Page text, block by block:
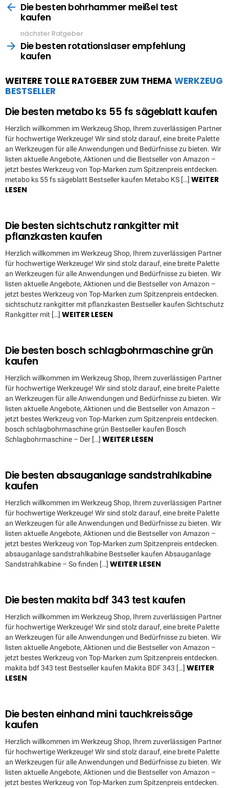
moreDie besten bohrhammer meißel test
kaufen
nächster Ratgeber
Die besten rotationslaser empfehlung
kaufen
WEITERE TOLLE RATGEBER ZUM THEMAWERKZEUG
BESTSELLER
Die besten metabo ks 55 fs sägeblatt kaufen
Herzlich willkommen im Werkzeug Shop, Ihrem zuverlässigen Partner
für hochwertige Werkzeuge! Wir sind stolz darauf, eine breite Palette
an Werkzeugen für alle Anwendungen und Bedürfnisse zu bieten. Wir
listen aktuelle Angebote, Aktionen und die Bestseller von Amazon –
jetzt bestes Werkzeug von Top-Marken zum Spitzenpreis entdecken.
metabo ks 55 fs sägeblatt Bestseller kaufen Metabo KS […] WEITER
LESEN
Die besten sichtschutz rankgitter mit
pflanzkasten kaufen
Herzlich willkommen im Werkzeug Shop, Ihrem zuverlässigen Partner
für hochwertige Werkzeuge! Wir sind stolz darauf, eine breite Palette
an Werkzeugen für alle Anwendungen und Bedürfnisse zu bieten. Wir
listen aktuelle Angebote, Aktionen und die Bestseller von Amazon –
jetzt bestes Werkzeug von Top-Marken zum Spitzenpreis entdecken.
sichtschutz rankgitter mit pflanzkasten Bestseller kaufen Sichtschutz
Rankgitter mit […] WEITER LESEN
Die besten bosch schlagbohrmaschine grün
kaufen
Herzlich willkommen im Werkzeug Shop, Ihrem zuverlässigen Partner
für hochwertige Werkzeuge! Wir sind stolz darauf, eine breite Palette
an Werkzeugen für alle Anwendungen und Bedürfnisse zu bieten. Wir
listen aktuelle Angebote, Aktionen und die Bestseller von Amazon –
jetzt bestes Werkzeug von Top-Marken zum Spitzenpreis entdecken.
bosch schlagbohrmaschine grün Bestseller kaufen Bosch
Schlagbohrmaschine – Der […] WEITER LESEN
Die besten absauganlage sandstrahlkabine
kaufen
Herzlich willkommen im Werkzeug Shop, Ihrem zuverlässigen Partner
für hochwertige Werkzeuge! Wir sind stolz darauf, eine breite Palette
an Werkzeugen für alle Anwendungen und Bedürfnisse zu bieten. Wir
listen aktuelle Angebote, Aktionen und die Bestseller von Amazon –
jetzt bestes Werkzeug von Top-Marken zum Spitzenpreis entdecken.
absauganlage sandstrahlkabine Bestseller kaufen Absauganlage
Sandstrahlkabine – So finden […] WEITER LESEN
Die besten makita bdf 343 test kaufen
Herzlich willkommen im Werkzeug Shop, Ihrem zuverlässigen Partner
für hochwertige Werkzeuge! Wir sind stolz darauf, eine breite Palette
an Werkzeugen für alle Anwendungen und Bedürfnisse zu bieten. Wir
listen aktuelle Angebote, Aktionen und die Bestseller von Amazon –
jetzt bestes Werkzeug von Top-Marken zum Spitzenpreis entdecken.
makita bdf 343 test Bestseller kaufen Makita BDF 343 […] WEITER
LESEN
Die besten einhand mini tauchkreissäge
kaufen
Herzlich willkommen im Werkzeug Shop, Ihrem zuverlässigen Partner
für hochwertige Werkzeuge! Wir sind stolz darauf, eine breite Palette
an Werkzeugen für alle Anwendungen und Bedürfnisse zu bieten. Wir
listen aktuelle Angebote, Aktionen und die Bestseller von Amazon –
jetzt bestes Werkzeug von Top-Marken zum Spitzenpreis entdecken.